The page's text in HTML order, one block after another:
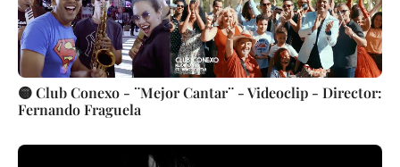
🟡 Club Conexo - ¨Mejor Cantar¨ - Videoclip - Director:
Fernando Fraguela